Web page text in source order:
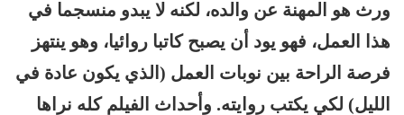
ورث هو المهنة عن والده، لكنه لا يبدو منسجما في
هذا العمل، فهو يود أن يصبح كاتبا روائيا، وهو ينتهز
فرصة الراحة بين نوبات العمل (الذي يكون عادة في
الليل) لكي يكتب روايته. وأحداث الفيلم كله نراها